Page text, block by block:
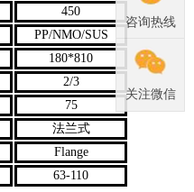
450
PP/NMO/SUS
180*810
2/3
75
法兰式
Flange
63-110
咨询热线
关注微信